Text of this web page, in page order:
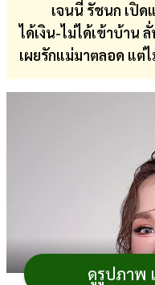
เจนนี่ รัชนก เปิดแ
ได้เงิน-ไม่ได้เข้าบ้าน
เผยรักแม่มาตลอด แต่
ดูรูปภาพ
บอล
สด
ดู
หนัง